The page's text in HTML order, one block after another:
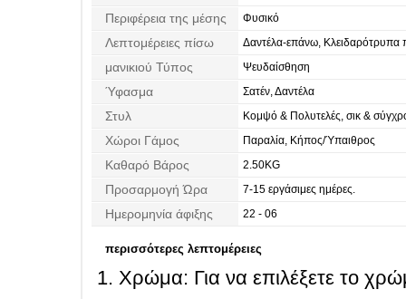
Περιφέρεια της μέσης Φυσικό
Λεπτομέρειες πίσω Δαντέλα-επάνω, Κλειδαρότρυπα
μανικιού Τύπος Ψευδαίσθηση
Ύφασμα Σατέν, Δαντέλα
Στυλ Κομψό & Πολυτελές, σικ &
Χώροι Γάμος Παραλία, Κήπος/Ύπαιθρος
Καθαρό Βάρος 2.50KG
Προσαρμογή Ώρα 7-15 εργάσιμες ημέρες.
Ημερομηνία άφιξης 22 - 06
περισσότερες λεπτομέρειες
Χρώμα: Για να επιλέξετε το